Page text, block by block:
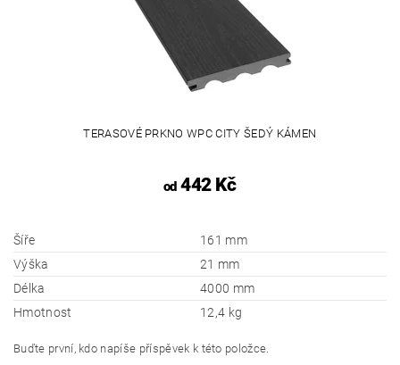
TERASOVÉ PRKNO WPC CITY ŠEDÝ KÁMEN
od442 Kč
Šíře
161 mm
Výška
21 mm
Délka
4000 mm
Hmotnost
12,4 kg
Buďte první, kdo napíše příspěvek k této položce.